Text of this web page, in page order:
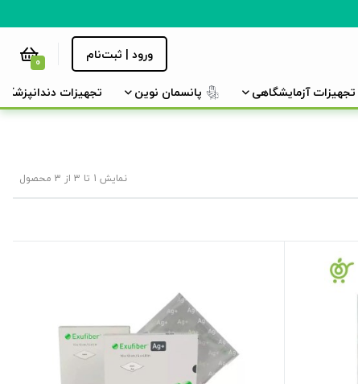
ورود | ثبت‌نام 0
تجهیزات آزمایشگاهی پانسمان نوین تجهیزات دندانپزشکی
نمایش 1 تا 3 از 3 محصول